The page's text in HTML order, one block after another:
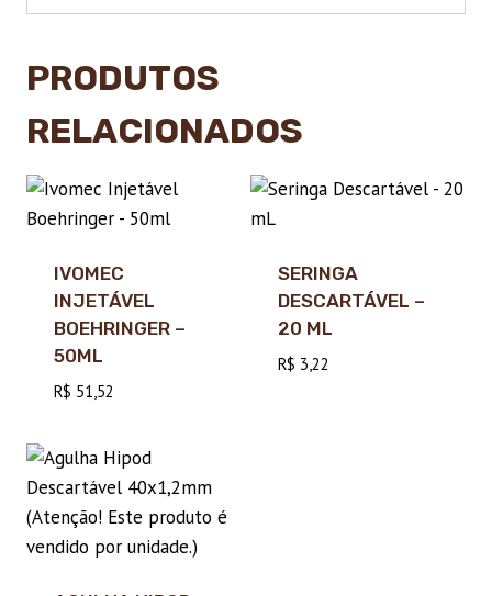
PRODUTOS
RELACIONADOS
IVOMEC
INJETÁVEL
BOEHRINGER –
50ML
R$ 51,52
SERINGA
DESCARTÁVEL –
20 ML
R$ 3,22